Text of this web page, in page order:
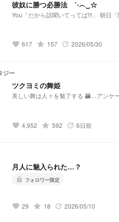
彼奴に勝つ必勝法 ˚‧︵‿☆
You「だから話聞いてってば!!!」 朝日「
favorite 617 grade 157 update 2026/05/30
ジー
ツクヨミの舞姫
美しい舞は人々を魅了する
favorite 4,952 grade 592 update 6日前
月人に魅入られた…？
lock フォロワー限定
favorite 29 grade 18 update 2026/05/10